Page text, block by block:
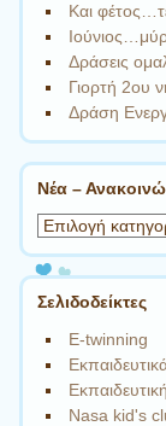
Και
Δράσεις
Γιορτή 2ου
Δράση
Νέα –
Νέα
–
Ανακοινώσεις,
Άρθρα
Γονείς
Παιδιά
Σελιδοδείκτες
E-twinning
Nasa kid's